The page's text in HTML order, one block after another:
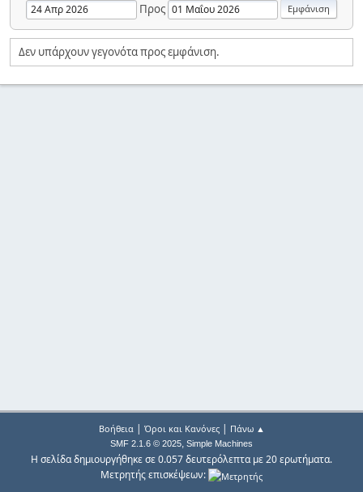
Προς
Δεν υπάρχουν γεγονότα προς εμφάνιση.
Βοήθεια| Όροι και Κανόνες| Πάνω ▲
SMF 2.1.6 © 2025, Simple Machines
Η σελίδα δημιουργήθηκε σε 0.057 δευτερόλεπτα με 20 ερωτήματα.
Μετρητής επισκέψεων: